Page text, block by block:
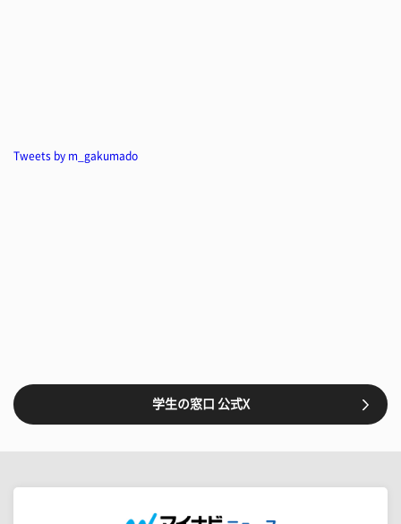
Tweets by m_gakumado
学生の窓口 公式X